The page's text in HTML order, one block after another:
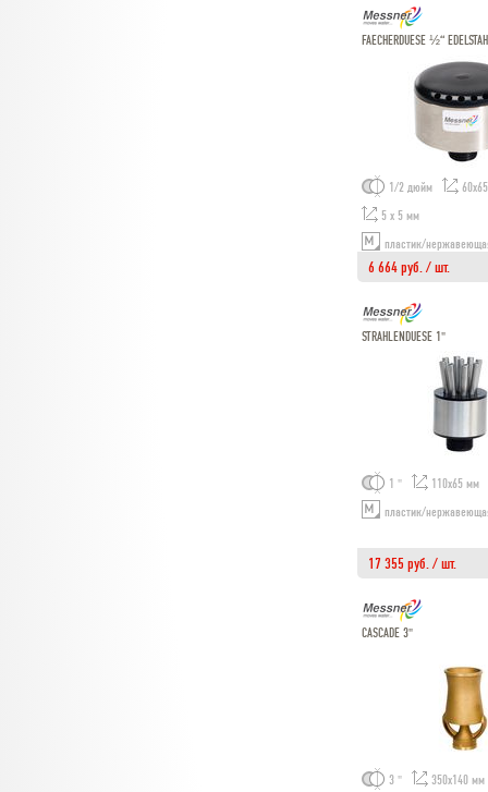
FAECHERDUESE ½“
1/2 дюйм
5 х 5 мм
пластик/
6 664 руб. / шт.
STRAHLENDUESE 1"
1 "
110х65 мм
пластик/
17 355 руб. / шт.
CASCADE 3"
3 " 350х140 мм